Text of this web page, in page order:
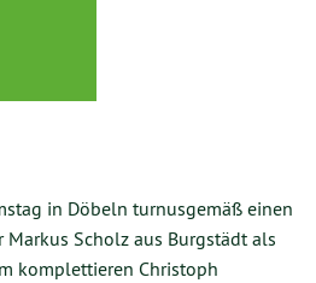
in Döbeln turnusgemäß einen
Scholz aus Burgstädt als
komplettieren Christoph